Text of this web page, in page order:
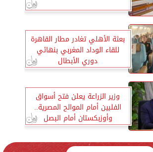
بعثة الأهلي تغادر مطار القاهرة
للقاء الوداد المغربي بنهائي
دوري الأبطال
وزير الزراعة يعلن فتح أسواق
الفلبين أمام الموالح المصرية..
وأوزبكستان أمام البصل